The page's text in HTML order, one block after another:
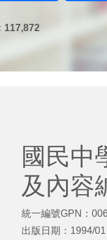
117,872
國民中
及內容
統一編號GPN：
出版日期：1994/01